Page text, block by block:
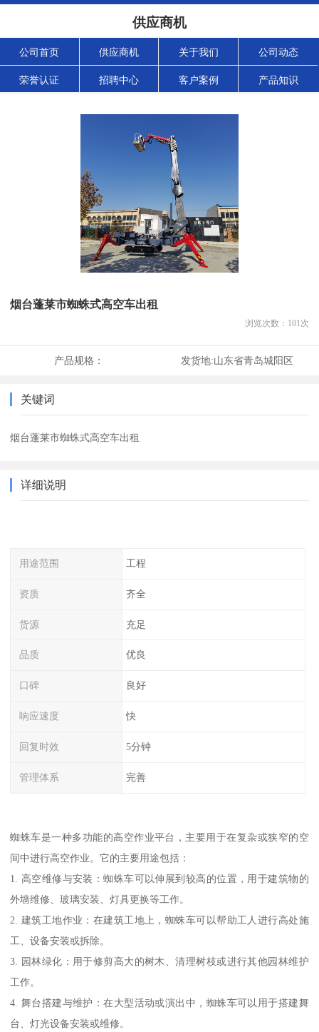
供应商机
公司首页 供应商机 关于我们 公司动态
荣誉认证 招聘中心 客户案例 产品知识
烟台蓬莱市蜘蛛式高空车出租
浏览次数： 101次
产品规格： 发货地:山东省青岛城阳区
关键词
烟台蓬莱市蜘蛛式高空车出租
详细说明
用途范围 工程
资质 齐全
货源 充足
品质 优良
口碑 良好
响应速度 快
回复时效 5分钟
管理体系 完善
蜘蛛车是一种多功能的高空作业平台，主要用于在复杂或狭窄的空
间中进行高空作业。它的主要用途包括：
1. 高空维修与安装：蜘蛛车可以伸展到较高的位置，用于建筑物的
外墙维修、玻璃安装、灯具更换等工作。
2. 建筑工地作业：在建筑工地上，蜘蛛车可以帮助工人进行高处施
工、设备安装或拆除。
3. 园林绿化：用于修剪高大的树木、清理树枝或进行其他园林维护
工作。
4. 舞台搭建与维护：在大型活动或演出中，蜘蛛车可以用于搭建舞
台、灯光设备安装或维修。